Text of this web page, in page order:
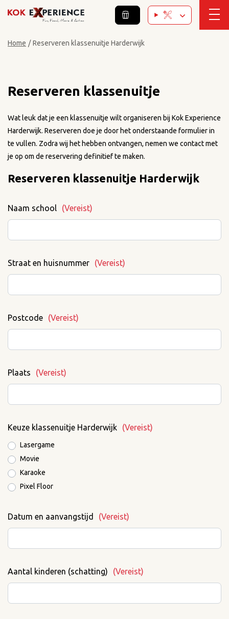
Home / Reserveren klassenuitje Harderwijk
Reserveren klassenuitje
Wat leuk dat je een klassenuitje wilt organiseren bij Kok Experience
Harderwijk. Reserveren doe je door het onderstaande formulier in
te vullen. Zodra wij het hebben ontvangen, nemen we contact met
je op om de reservering definitief te maken.
Reserveren klassenuitje Harderwijk
Naam school (Vereist)
Straat en huisnummer (Vereist)
Postcode (Vereist)
Plaats (Vereist)
Keuze klassenuitje Harderwijk (Vereist)
Lasergame
Movie
Karaoke
Pixel Floor
Datum en aanvangstijd (Vereist)
Aantal kinderen (schatting) (Vereist)